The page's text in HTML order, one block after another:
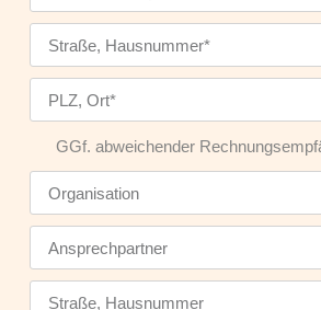
GGf. abweichender